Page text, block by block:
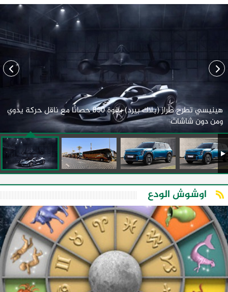
هينيسي تطرح طراز (بلاك بيرد) بقوة 850 حصانًا مع ناقل حركة يدوي
ومن دون شاشات
اوشوش الودع